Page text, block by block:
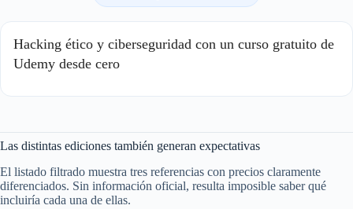
Hacking ético y ciberseguridad con un curso gratuito de
Udemy desde cero
Las distintas ediciones también generan expectativas
El listado filtrado muestra tres referencias con precios claramente
diferenciados. Sin información oficial, resulta imposible saber qué
incluiría cada una de ellas.